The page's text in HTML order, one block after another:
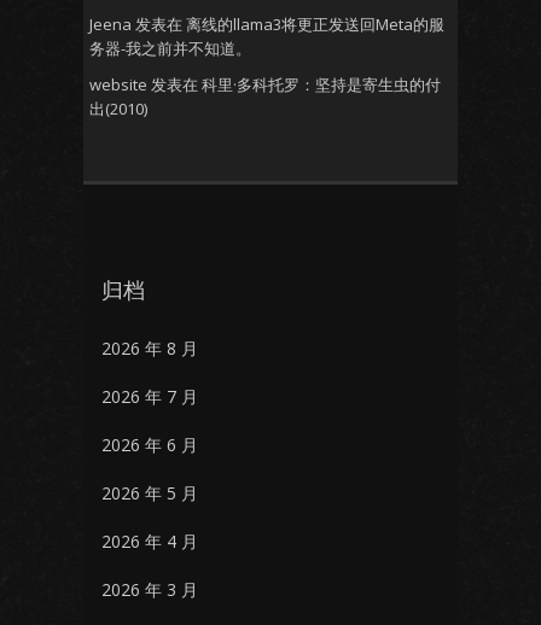
Jeena 发表在 离线的llama3将更正发送回Meta的服
务器-我之前并不知道。
website 发表在 科里·多科托罗：坚持是寄生虫的付
出(2010)
归档
2026 年 8 月
2026 年 7 月
2026 年 6 月
2026 年 5 月
2026 年 4 月
2026 年 3 月